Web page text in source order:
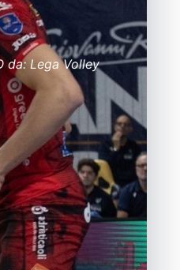
da: Lega Volley